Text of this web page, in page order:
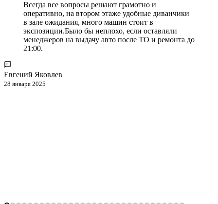
Всегда все вопросы решают грамотно и
оперативно, на втором этаже удобные диванчики
в зале ожидания, много машин стоит в
экспозиции.Было бы неплохо, если оставляли
менеджеров на выдачу авто после ТО и ремонта до
21:00.
Евгений Яковлев
28 января 2025